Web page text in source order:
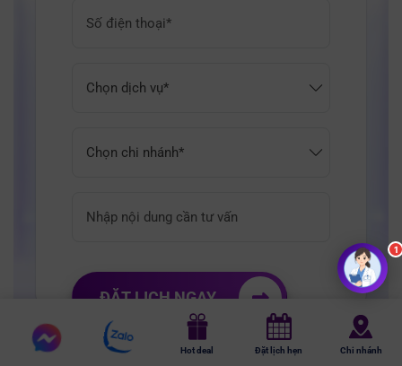
ĐẶT LỊCH NGAY
Chat
messenger
Chat
Hot deal Đặt lịch hẹn Chi nhánh